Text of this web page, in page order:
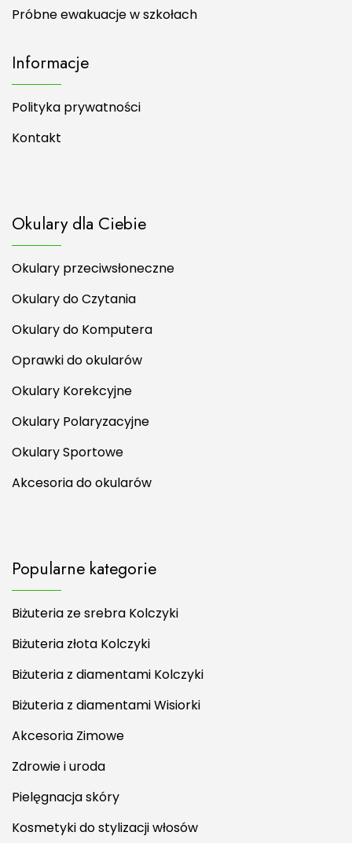
Próbne ewakuacje w szkołach
Informacje
Polityka prywatności
Kontakt
Okulary dla Ciebie
Okulary przeciwsłoneczne
Okulary do Czytania
Okulary do Komputera
Oprawki do okularów
Okulary Korekcyjne
Okulary Polaryzacyjne
Okulary Sportowe
Akcesoria do okularów
Popularne kategorie
Biżuteria ze srebra Kolczyki
Biżuteria złota Kolczyki
Biżuteria z diamentami Kolczyki
Biżuteria z diamentami Wisiorki
Akcesoria Zimowe
Zdrowie i uroda
Pielęgnacja skóry
Kosmetyki do stylizacji włosów